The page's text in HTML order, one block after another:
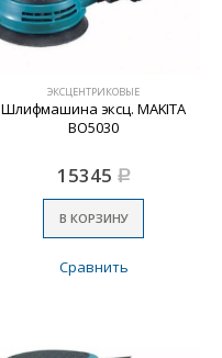
ЭКСЦЕНТРИКОВЫЕ
Шлифмашина эксц. MAKITA
BO5030
15345 Р
В КОРЗИНУ
Сравнить